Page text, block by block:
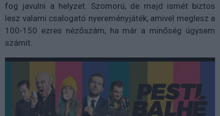
fog javulni a helyzet. Szomorú, de majd ismét biztos
lesz valami csalogató nyereményjáték, amivel meglesz a
100-150 ezres nézőszám, ha már a minőség úgysem
számít.